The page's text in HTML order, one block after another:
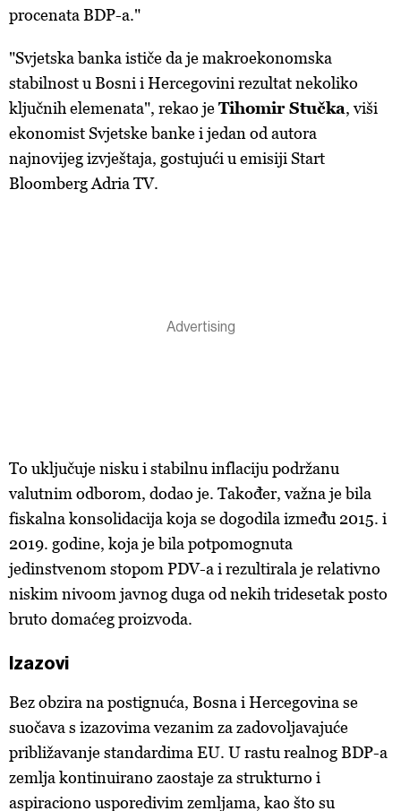
procenata BDP-a."
"Svjetska banka ističe da je makroekonomska
stabilnost u Bosni i Hercegovini rezultat nekoliko
ključnih elemenata", rekao jeTihomir Stučka, viši
ekonomist Svjetske banke i jedan od autora
najnovijeg izvještaja, gostujući u emisiji Start
Bloomberg Adria TV.
To uključuje nisku i stabilnu inflaciju podržanu
valutnim odborom, dodao je. Također, važna je bila
fiskalna konsolidacija koja se dogodila između 2015. i
2019. godine, koja je bila potpomognuta
jedinstvenom stopom PDV-a i rezultirala je relativno
niskim nivoom javnog duga od nekih tridesetak posto
bruto domaćeg proizvoda.
Izazovi
Bez obzira na postignuća, Bosna i Hercegovina se
suočava s izazovima vezanim za zadovoljavajuće
približavanje standardima EU. U rastu realnog BDP-a
zemlja kontinuirano zaostaje za strukturno i
aspiraciono usporedivim zemljama, kao što su